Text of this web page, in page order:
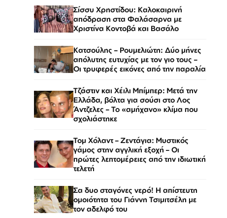
Σίσσυ Χρηστίδου: Καλοκαιρινή
απόδραση στα Φαλάσαρνα με
Χριστίνα Κοντοβά και Βασάλο
Κατσούλης – Ρουμελιώτη: Δύο μήνες
απόλυτης ευτυχίας με τον γιο τους –
Οι τρυφερές εικόνες από την παραλία
Τζάστιν και Χέιλι Μπίμπερ: Μετά την
Ελλάδα, βόλτα για σούσι στο Λος
Άντζελες – Το «αμήχανο» κλίμα που
σχολιάστηκε
Τομ Χόλαντ – Ζεντάγια: Μυστικός
γάμος στην αγγλική εξοχή – Οι
πρώτες λεπτομέρειες από την ιδιωτική
τελετή
Σα δυο σταγόνες νερό! Η απίστευτη
ομοιότητα του Γιάννη Τσιμιτσέλη με
τον αδελφό του